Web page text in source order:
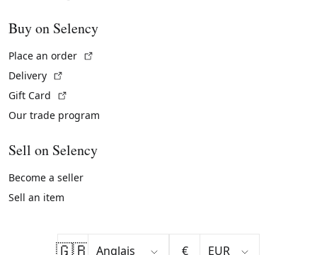
Buy on Selency
Place an order
Delivery
Gift Card
Our trade program
Sell on Selency
Become a seller
Sell an item
€